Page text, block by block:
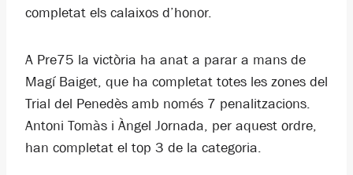
completat els calaixos d’honor.
A Pre75 la victòria ha anat a parar a mans de
Magí Baiget, que ha completat totes les zones del
Trial del Penedès amb només 7 penalitzacions.
Antoni Tomàs i Àngel Jornada, per aquest ordre,
han completat el top 3 de la categoria.